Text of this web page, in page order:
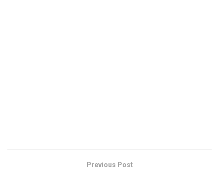
Previous Post